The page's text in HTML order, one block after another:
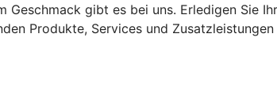
gibt es bei uns. Erledigen Sie
Produkte, Services und